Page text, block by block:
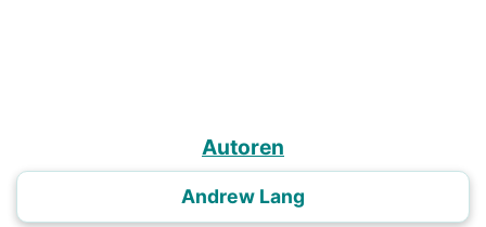
Autoren
Andrew Lang